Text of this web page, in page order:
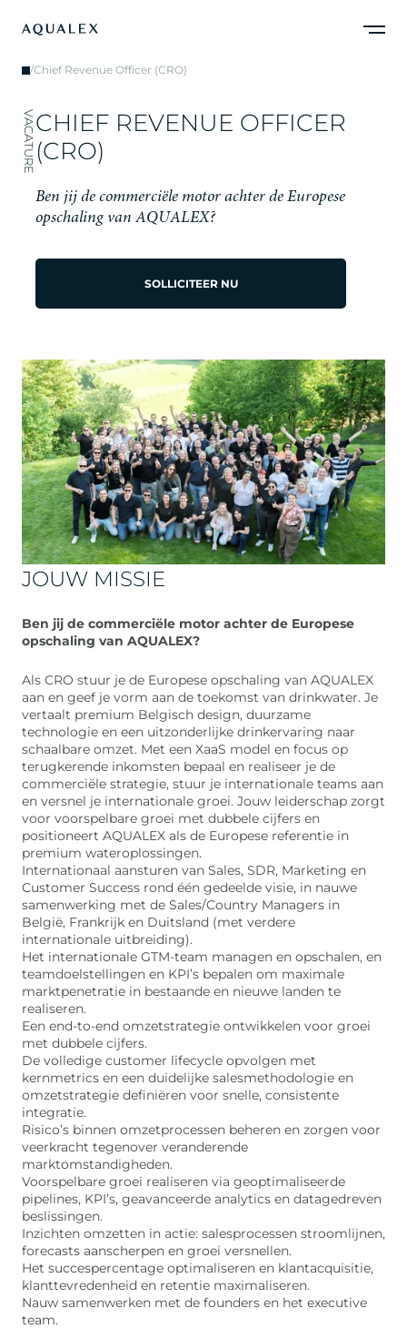
/Chief Revenue Officer (CRO)
VACATURECHIEF REVENUE OFFICER
(CRO)
Ben jij de commerciële motor achter de Europese
opschaling van AQUALEX?
SOLLICITEER NU
JOUW MISSIE
Ben jij de commerciële motor achter de Europese
opschaling van AQUALEX?
Als CRO stuur je de Europese opschaling van AQUALEX
aan en geef je vorm aan de toekomst van drinkwater. Je
vertaalt premium Belgisch design, duurzame
technologie en een uitzonderlijke drinkervaring naar
schaalbare omzet. Met een XaaS model en focus op
terugkerende inkomsten bepaal en realiseer je de
commerciële strategie, stuur je internationale teams aan
en versnel je internationale groei. Jouw leiderschap zorgt
voor voorspelbare groei met dubbele cijfers en
positioneert AQUALEX als de Europese referentie in
premium wateroplossingen.
Internationaal aansturen van Sales, SDR, Marketing en
Customer Success rond één gedeelde visie, in nauwe
samenwerking met de Sales/Country Managers in
België, Frankrijk en Duitsland (met verdere
internationale uitbreiding).
Het internationale GTM-team managen en opschalen, en
teamdoelstellingen en KPI’s bepalen om maximale
marktpenetratie in bestaande en nieuwe landen te
realiseren.
Een end-to-end omzetstrategie ontwikkelen voor groei
met dubbele cijfers.
De volledige customer lifecycle opvolgen met
kernmetrics en een duidelijke salesmethodologie en
omzetstrategie definiëren voor snelle, consistente
integratie.
Risico’s binnen omzetprocessen beheren en zorgen voor
veerkracht tegenover veranderende
marktomstandigheden.
Voorspelbare groei realiseren via geoptimaliseerde
pipelines, KPI’s, geavanceerde analytics en datagedreven
beslissingen.
Inzichten omzetten in actie: salesprocessen stroomlijnen,
forecasts aanscherpen en groei versnellen.
Het succespercentage optimaliseren en klantacquisitie,
klanttevredenheid en retentie maximaliseren.
Nauw samenwerken met de founders en het executive
team.